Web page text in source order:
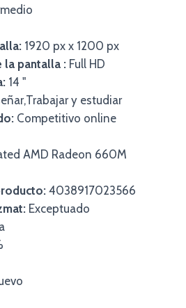
1920 px x 1200 px
la pantalla : Full HD
14 "
y estudiar
Competitivo online
AMD Radeon 660M
4038917023566
Exceptuado